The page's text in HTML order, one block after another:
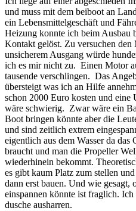
und muss mit dem beiboot an
ein Lebensmittelgeschäft und
Heizung konnte ich beim Ausbau
Kontakt gelöst. Zu versuchen
unsicherem Ausgang würde
ich es mir nicht zu. Einen Motor
tausende verschlingen. Das
übersteigt was ich an Hilfe
schon 2000 Euro kosten und
wäre schwierig. Zwar wäre ein
Boot bringen könnte aber die
und sind zeitlich extrem
eigentlich aus dem Wasser da das
braucht und man die Propeller
wiederhinein bekommt.
es gibt kaum Platz zum stellen
dann erst bauen. Und wie gesagt,
einspannen könnte ist fraglich.
dusche ausharren.